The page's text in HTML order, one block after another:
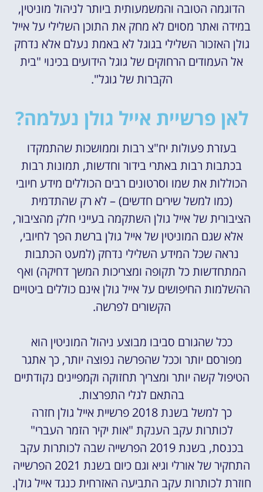
הדוגמה הטובה והמשמעותית ביותר לניהול מוניטין,
במידה ואתר מסוים לא מחק את התוכן השלילי על אייל
גולן האזכור השלילי בגוגל לא באמת נעלם אלא נדחק
אל העמודים הרחוקים של גוגל הידועים בכינוי "בית
הקברות של גוגל".
לאן פרשיית אייל גולן נעלמה?
בעזרת פעולות יח"צ רבות וממושכות שהתמקדו
בכתבות רבות באתרי בידור וחדשות, תמונות רבות
הכוללות את שמו וסרטונים רבים הכוללים מידע חיובי
(כמו למשל שירים חדשים) – לא רק שהתדמית
הציבורית של אייל גולן השתקמה בעייני חלק מהציבור,
אלא שגם המוניטין של אייל גולן ברשת הפך לחיובי,
נראה שכל המידע השלילי נדחק (למעט הכתבות
המתחדשות כל תקופה ומצריכות המשך דחיקה) ואף
ההשלמות החיפושים על אייל גולן אינם כוללים ביטויים
הקשורים לפרשה.
ככל שהגורם סביבו מבוצע ניהול המוניטין הוא
מפורסם יותר וככל שהפרשה נפוצה יותר, כך אתגר
הטיפול קשה יותר ומצריך תחזוקה וקמפיינים נקודתיים
בהתאם לגלי התפרצות.
כך למשל בשנת 2018 פרשיית אייל גולן חזרה
לכותרות עקב הענקת "אות יקיר הזמר העברי"
בכנסת, בשנת 2019 הפרשייה שבה לכותרות עקב
התחקיר של אורלי וגיא וגם כיום בשנת 2021 הפרשייה
חוזרת לכותרות עקב התביעה האזרחית כנגד אייל גולן.